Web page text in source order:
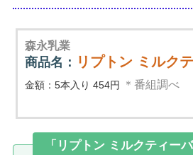
森永乳業
商品名： リプトン ミルク
金額：5本入り 454円 ＊番組調べ
「リプトン ミルクティー